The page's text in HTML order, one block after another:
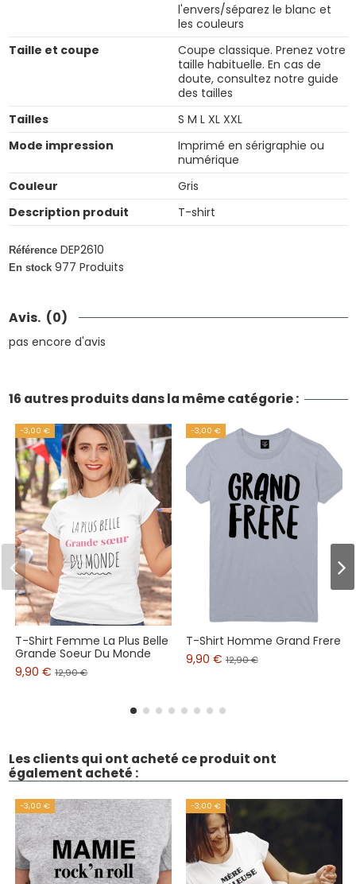
l'envers/séparez le blanc et
les couleurs
Taille et coupe
Coupe classique. Prenez votre
taille habituelle. En cas de
doute, consultez notre guide
des tailles
Tailles
S M L XL XXL
Mode impression
Imprimé en sérigraphie ou
numérique
Couleur
Gris
Description produit
T-shirt
Référence DEP2610
En stock 977 Produits
Avis. (0)
pas encore d'avis
16 autres produits dans la même catégorie :
-3,00 €
T-Shirt Femme La Plus Belle
Grande Soeur Du Monde
9,90 €12,90 €
-3,00 €
T-Shirt Homme Grand Frere
9,90 €12,90 €
Les clients qui ont acheté ce produit ont
également acheté :
-3,00 € -3,00 €